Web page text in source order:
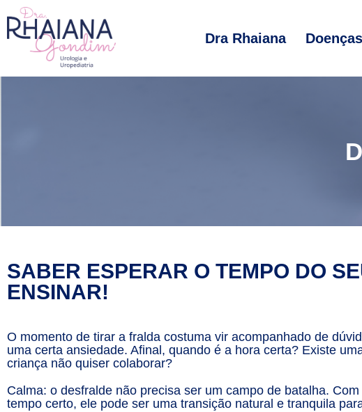
Dra Rhaiana Doenças
SABER ESPERAR O TEMPO DO
ENSINAR!
O momento de tirar a fralda costuma vir acompanhado de
uma certa ansiedade. Afinal, quando é a hora certa? Existe
criança não quiser colaborar?
Calma: o desfralde não precisa ser um campo de batalha.
tempo certo, ele pode ser uma transição natural e tranquila